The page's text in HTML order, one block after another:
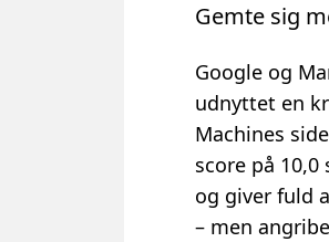
Gemte sig
Google og
udnyttet en
Machines
score på
og giver fuld
– men